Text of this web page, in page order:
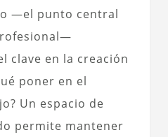
—el punto central
clave en la creación
poner en el
Un espacio de
permite mantener